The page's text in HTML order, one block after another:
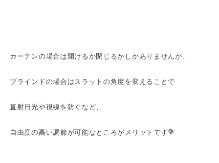
カーテンの場合は開けるか閉じるかしかありませんが、
ブラインドの場合はスラットの角度を変えることで
直射日光や視線を防ぐなど、
自由度の高い調節が可能なところがメリットです💐